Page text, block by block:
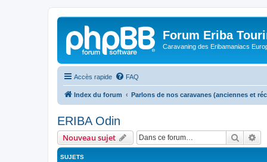
Forum Eriba
Caravaning des Eribamaniacs
Accès rapide FAQ
Index du forum Parlons de nos caravanes (anciennes et
ERIBA Odin
Nouveau sujet
SUJETS